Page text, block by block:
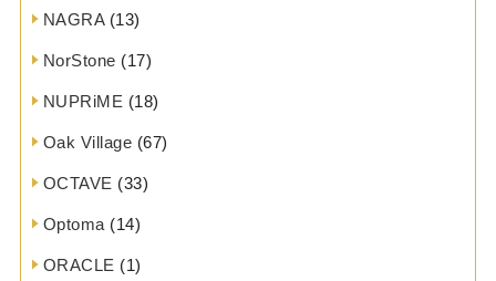
NAGRA(13)
NorStone (17)
NUPRiME (18)
Oak Village (67)
OCTAVE (33)
Optoma (14)
ORACLE (1)